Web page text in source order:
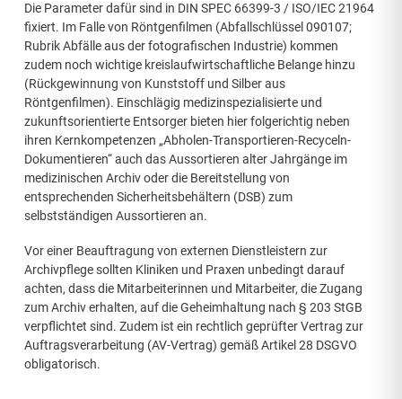
Die Parameter dafür sind in DIN SPEC 66399-3 / ISO/IEC 21964
fixiert. Im Falle von Röntgenfilmen (Abfallschlüssel 090107;
Rubrik Abfälle aus der fotografischen Industrie) kommen
zudem noch wichtige kreislaufwirtschaftliche Belange hinzu
(Rückgewinnung von Kunststoff und Silber aus
Röntgenfilmen). Einschlägig medizinspezialisierte und
zukunftsorientierte Entsorger bieten hier folgerichtig neben
ihren Kernkompetenzen „Abholen-Transportieren-Recyceln-
Dokumentieren“ auch das Aussortieren alter Jahrgänge im
medizinischen Archiv oder die Bereitstellung von
entsprechenden Sicherheitsbehältern (DSB) zum
selbstständigen Aussortieren an.
Vor einer Beauftragung von externen Dienstleistern zur
Archivpflege sollten Kliniken und Praxen unbedingt darauf
achten, dass die Mitarbeiterinnen und Mitarbeiter, die Zugang
zum Archiv erhalten, auf die Geheimhaltung nach § 203 StGB
verpflichtet sind. Zudem ist ein rechtlich geprüfter Vertrag zur
Auftragsverarbeitung (AV-Vertrag) gemäß Artikel 28 DSGVO
obligatorisch.